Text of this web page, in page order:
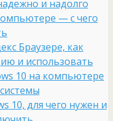
и надолго
— с чего
Браузере, как
и использовать
10 на компьютере
10, для чего нужен и